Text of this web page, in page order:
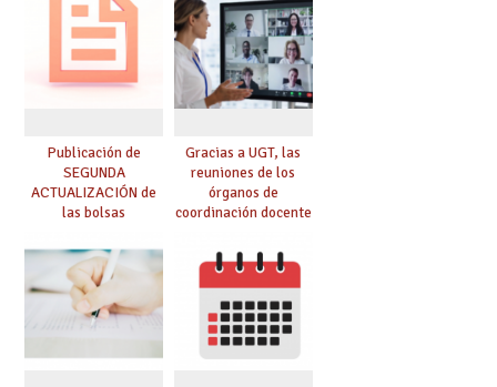
dichas prácticas y se
convoca acto público
de adjudicación
Publicación de
SEGUNDA
ACTUALIZACIÓN de
las bolsas
Cuerpo de Maestros
de especialidades
convocadas a
oposición
Gracias a UGT, las
reuniones de los
órganos de
coordinación docente
de manera
telemática, sin exigir
presencialidad en el
centro